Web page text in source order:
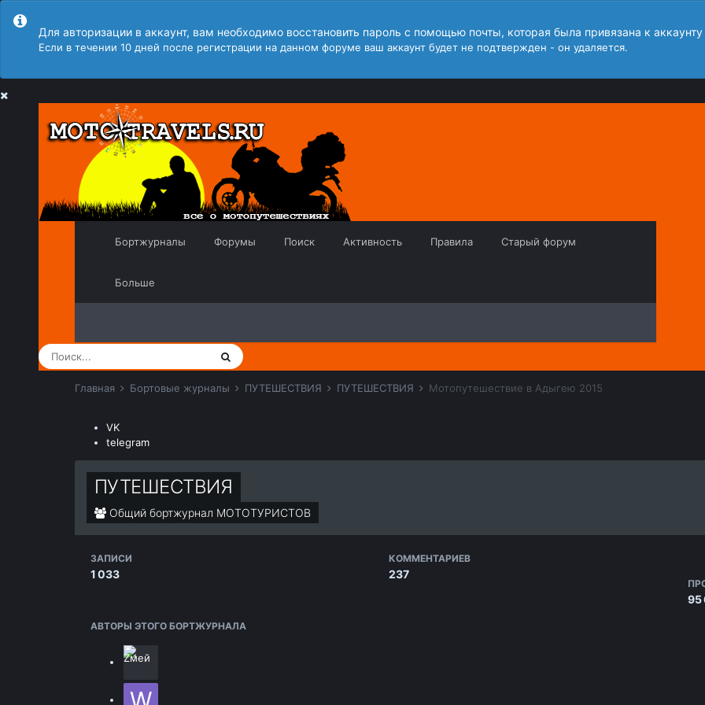
Для авторизации в аккаунт, вам необходимо восстановить пароль с помощью почты, которая была привязана к
Если в течении 10 дней после регистрации на данном форуме ваш аккаунт будет не подтвержден - он удаляется.
Бортжурналы Форумы Поиск Активность Правила Старый форум
Больше
Главная Бортовые журналы ПУТЕШЕСТВИЯ ПУТЕШЕСТВИЯ Мотопутешествие в Адыгею 2015
VK
telegram
ПУТЕШЕСТВИЯ
Общий бортжурнал МОТОТУРИСТОВ
ЗАПИСИ
1 033
КОММЕНТАРИЕВ
237
95
АВТОРЫ ЭТОГО БОРТЖУРНАЛА